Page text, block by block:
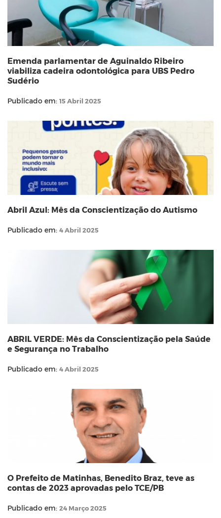
Emenda parlamentar de Aguinaldo Ribeiro
viabiliza cadeira odontológica para UBS Pedro
Sudério
Publicado em: 15 Abril 2025
Abril Azul: Mês da Conscientização do Autismo
Publicado em: 4 Abril 2025
ABRIL VERDE: Mês da Conscientização pela Saúde
e Segurança no Trabalho
Publicado em: 4 Abril 2025
O Prefeito de Matinhas, Benedito Braz, teve as
contas de 2023 aprovadas pelo TCE/PB
Publicado em: 24 Março 2025